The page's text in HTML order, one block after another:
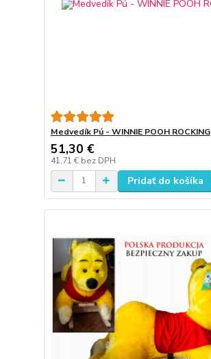
Medvedík Pú - WINNIE POOH ROCKING
51,30 €
41,71 € bez DPH
Pridať do košíka